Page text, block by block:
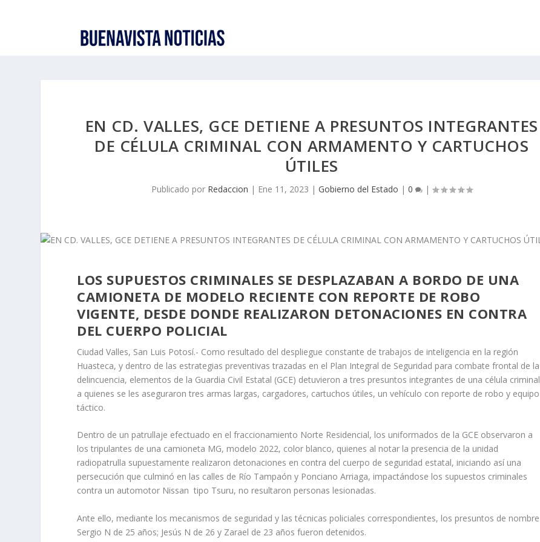
EN CD. VALLES, GCE DETIENE A PRESUNTOS INTEGRANTES
DE CÉLULA CRIMINAL CON ARMAMENTO Y CARTUCHOS
ÚTILES
Publicado por Redaccion | Ene 11, 2023 | Gobierno del Estado | 0 |
LOS SUPUESTOS CRIMINALES SE DESPLAZABAN A BORDO DE UNA
CAMIONETA DE MODELO RECIENTE CON REPORTE DE ROBO
VIGENTE, DESDE DONDE REALIZARON DETONACIONES EN CONTRA
DEL CUERPO POLICIAL
Ciudad Valles, San Luis Potosí.- Como resultado del despliegue constante de trabajos de inteligencia en la región
Huasteca, y dentro de las estrategias preventivas trazadas en el Plan Integral de Seguridad para combate frontal de la
delincuencia, elementos de la Guardia Civil Estatal (GCE) detuvieron a tres presuntos integrantes de una célula criminal
a quienes se les aseguraron tres armas largas, cargadores, cartuchos útiles, un vehículo con reporte de robo y equipo
táctico.
Dentro de un patrullaje efectuado en el fraccionamiento Norte Residencial, los uniformados de la GCE observaron a
los tripulantes de una camioneta MG, modelo 2022, color blanco, quienes al notar la presencia de la unidad
radiopatrulla supuestamente realizaron detonaciones en contra del cuerpo de seguridad estatal, iniciando así una
persecución que culminó en las calles de Río Tampaón y Ponciano Arriaga, impactándose los supuestos criminales
contra un automotor Nissan tipo Tsuru, no resultaron personas lesionadas.
Ante ello, mediante los mecanismos de seguridad y las técnicas policiales correspondientes, los presuntos de nombre
Sergio N de 25 años; Jesús N de 26 y Zarael de 23 años fueron detenidos.